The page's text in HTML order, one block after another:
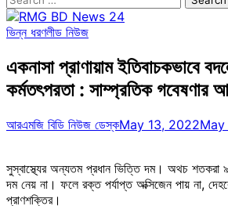
for:
ভিন্ন ধরণলীড নিউজ
একনাসা প্রাণায়াম ইতিবাচকভাবে
কর্মতৎপরতা : সাম্প্রতিক গবেষণার
আরএমজি বিডি নিউজ ডেস্কMay 13, 2022
সুস্বাস্থ্যের অন্যতম প্রধান ভিত্তি দম। অথচ শতকরা
দম নেয় না। ফলে রক্ত পর্যাপ্ত অক্সিজেন পায় না,
প্রাণশক্তির।